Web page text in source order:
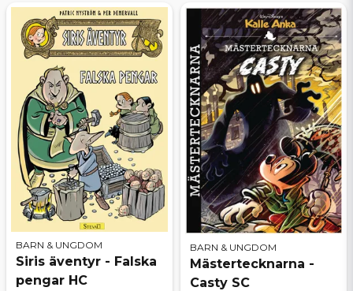
BARN & UNGDOM
Siris äventyr - Falska
pengar HC
BARN & UNGDOM
Mästertecknarna -
Casty SC